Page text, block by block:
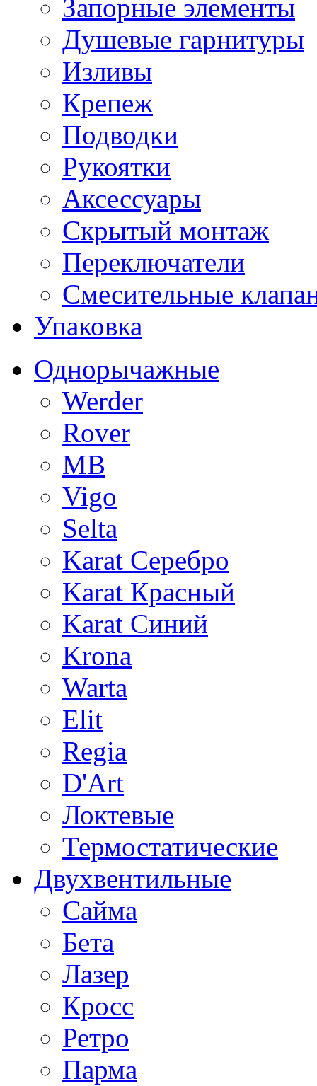
Запорные элементы
Душевые гарнитуры
Изливы
Крепеж
Подводки
Рукоятки
Аксессуары
Скрытый монтаж
Переключатели
Смесительные
Упаковка
Однорычажные
Werder
Rover
MB
Vigo
Selta
Karat Серебро
Karat Красный
Karat Синий
Krona
Warta
Elit
Regia
D'Art
Локтевые
Термостатические
Двухвентильные
Сайма
Бета
Лазер
Кросс
Ретро
Парма